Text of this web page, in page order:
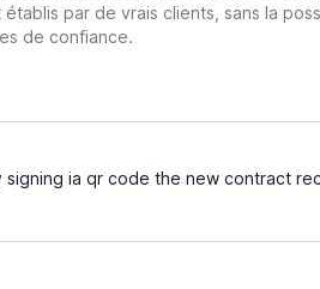
par de vrais clients, sans la
de confiance.
ia qr code the new contract